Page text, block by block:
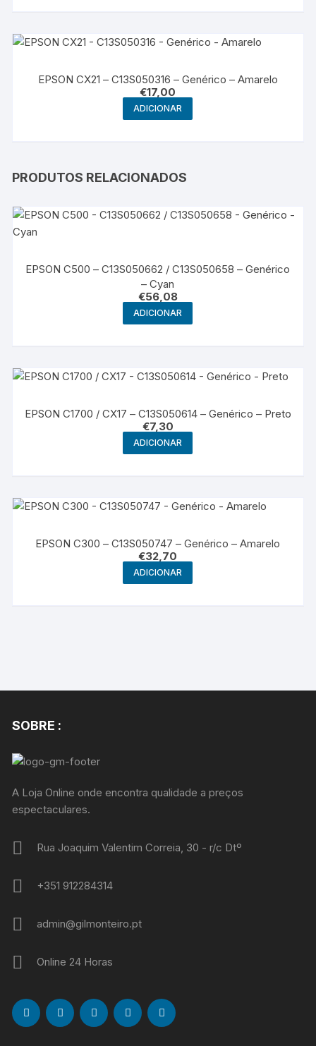
EPSON CX21 – C13S050316 – Genérico – Amarelo
€17,00
ADICIONAR
PRODUTOS RELACIONADOS
EPSON C500 – C13S050662 / C13S050658 – Genérico
– Cyan
€56,08
ADICIONAR
EPSON C1700 / CX17 – C13S050614 – Genérico – Preto
€7,30
ADICIONAR
EPSON C300 – C13S050747 – Genérico – Amarelo
€32,70
ADICIONAR
SOBRE :
A Loja Online onde encontra qualidade a preços
espectaculares.
Rua Joaquim Valentim Correia, 30 - r/c Dtº
+351 912284314
admin@gilmonteiro.pt
Online 24 Horas